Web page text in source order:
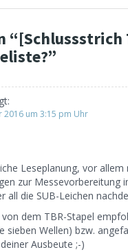
“[Schlussstrich
”
2016 um 3:15 pm Uhr
Leseplanung, vor
zur
all die SUB-Leichen
dem TBR-Stapel
sieben Wellen) bzw.
Ausbeute ;-)